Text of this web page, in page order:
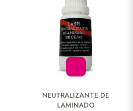
NEUTRALIZANTE DE
LAMINADO